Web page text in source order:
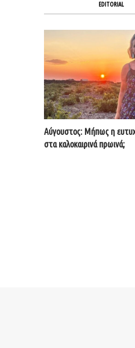
EDITORIAL
Αύγουστος: Μήπως η
στα καλοκαιρινά πρωινά;